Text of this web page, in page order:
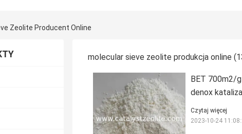
Zeolite Producent Online
molecular sieve zeolite produkcja online
BET 700m2/
denox
Czytaj więcej
2023-10-24